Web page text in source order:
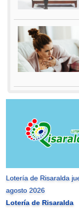
Lotería de Risaralda
agosto 2026
Lotería de Risaralda